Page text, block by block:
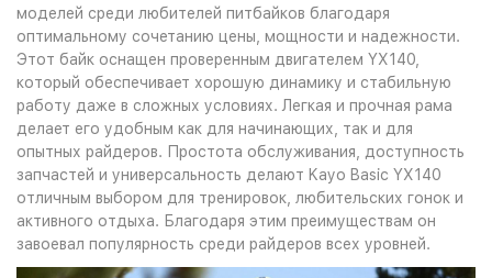
моделей среди любителей питбайков благодаря
оптимальному сочетанию цены, мощности и надежности.
Этот байк оснащен проверенным двигателем YX140,
который обеспечивает хорошую динамику и стабильную
работу даже в сложных условиях. Легкая и прочная рама
делает его удобным как для начинающих, так и для
опытных райдеров. Простота обслуживания, доступность
запчастей и универсальность делают Kayo Basic YX140
отличным выбором для тренировок, любительских гонок и
активного отдыха. Благодаря этим преимуществам он
завоевал популярность среди райдеров всех уровней.